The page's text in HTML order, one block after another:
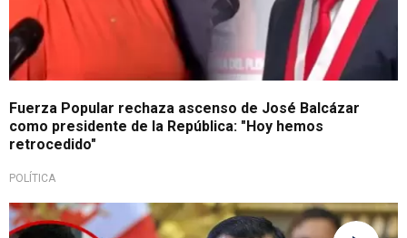
Fuerza Popular rechaza ascenso de José Balcázar
como presidente de la República: "Hoy hemos
retrocedido"
POLÍTICA
No respalda censura